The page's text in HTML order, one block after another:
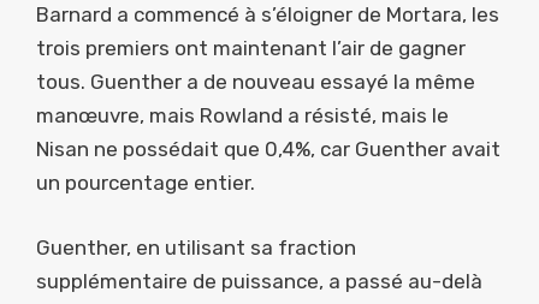
Barnard a commencé à s’éloigner de Mortara, les
trois premiers ont maintenant l’air de gagner
tous. Guenther a de nouveau essayé la même
manœuvre, mais Rowland a résisté, mais le
Nisan ne possédait que 0,4%, car Guenther avait
un pourcentage entier.
Guenther, en utilisant sa fraction
supplémentaire de puissance, a passé au-delà